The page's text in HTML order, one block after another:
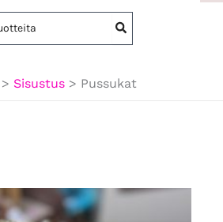
Sisustus Pussukat